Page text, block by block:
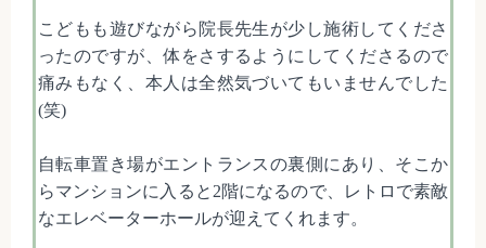
こどもも遊びながら院長先生が少し施術してくださ
ったのですが、体をさするようにしてくださるので
痛みもなく、本人は全然気づいてもいませんでした
(笑)
自転車置き場がエントランスの裏側にあり、そこか
らマンションに入ると2階になるので、レトロで素敵
なエレベーターホールが迎えてくれます。